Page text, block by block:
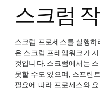
스크럼
스크럼 프로세스를 실행
은 스크럼 프레임워크가
것입니다. 스크럼에서는
못할 수도 있으며, 스프린
필요에 따라 프로세스와